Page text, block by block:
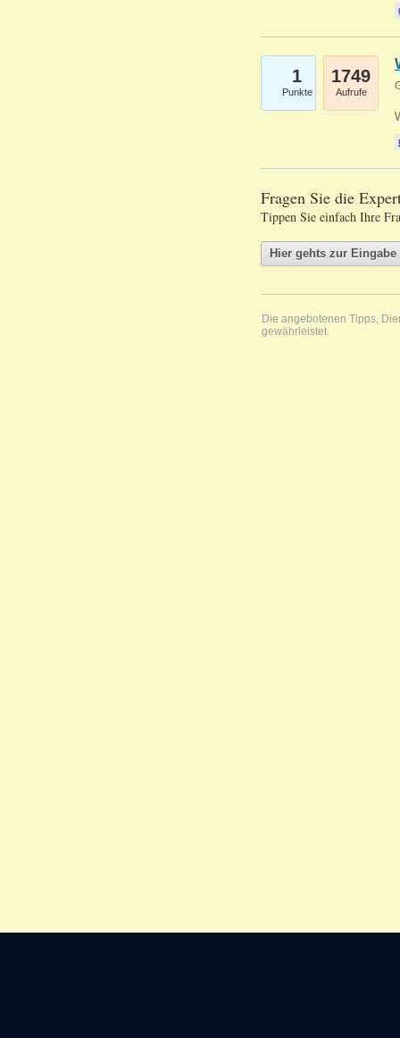
1
Punkte
1749
Aufrufe
Fragen Sie die
Tippen Sie einfach Ihre
Die angebotenen Tipps,
gewährleistet.